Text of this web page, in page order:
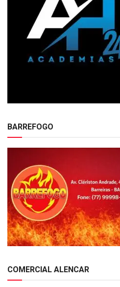
BARREFOGO
COMERCIAL ALENCAR